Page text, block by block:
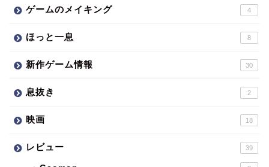
ゲームのメイキング 4
ほっと一息 8
新作ゲーム情報 30
息抜き 2
映画 18
レビュー 39